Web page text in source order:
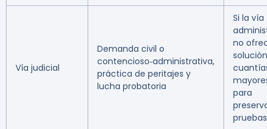
Vía judicial
Demanda civil o
contencioso‑administrativa,
práctica de peritajes y
lucha probatoria
Si la vía
no
para
pruebas